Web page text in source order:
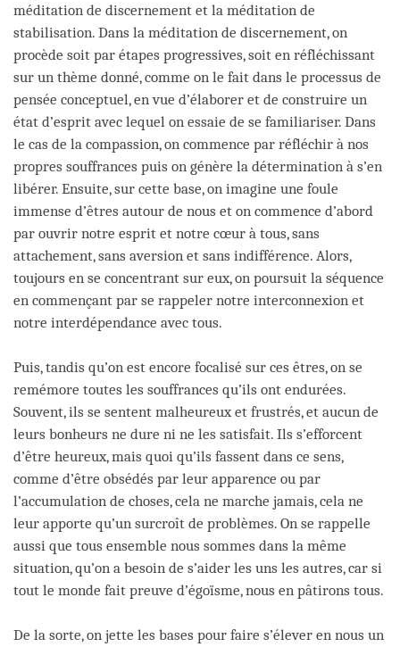
méditation de discernement et la méditation de
stabilisation. Dans la méditation de discernement, on
procède soit par étapes progressives, soit en réfléchissant
sur un thème donné, comme on le fait dans le processus de
pensée conceptuel, en vue d’élaborer et de construire un
état d’esprit avec lequel on essaie de se familiariser. Dans
le cas de la compassion, on commence par réfléchir à nos
propres souffrances puis on génère la détermination à s’en
libérer. Ensuite, sur cette base, on imagine une foule
immense d’êtres autour de nous et on commence d’abord
par ouvrir notre esprit et notre cœur à tous, sans
attachement, sans aversion et sans indifférence. Alors,
toujours en se concentrant sur eux, on poursuit la séquence
en commençant par se rappeler notre interconnexion et
notre interdépendance avec tous.
Puis, tandis qu’on est encore focalisé sur ces êtres, on se
remémore toutes les souffrances qu’ils ont endurées.
Souvent, ils se sentent malheureux et frustrés, et aucun de
leurs bonheurs ne dure ni ne les satisfait. Ils s’efforcent
d’être heureux, mais quoi qu’ils fassent dans ce sens,
comme d’être obsédés par leur apparence ou par
l’accumulation de choses, cela ne marche jamais, cela ne
leur apporte qu’un surcroît de problèmes. On se rappelle
aussi que tous ensemble nous sommes dans la même
situation, qu’on a besoin de s’aider les uns les autres, car si
tout le monde fait preuve d’égoïsme, nous en pâtirons tous.
De la sorte, on jette les bases pour faire s’élever en nous un